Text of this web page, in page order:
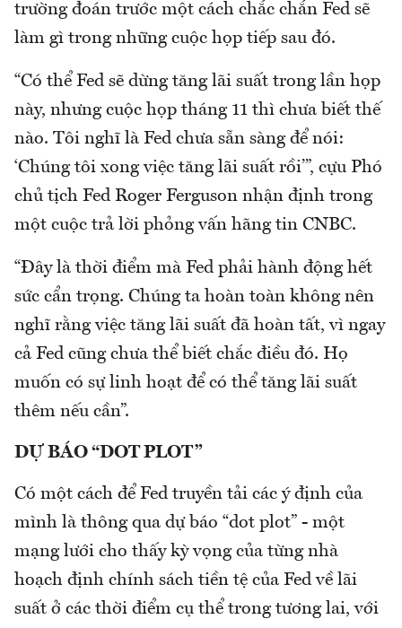
trường đoán trước một cách chắc chắn Fed sẽ
làm gì trong những cuộc họp tiếp sau đó.
“Có thể Fed sẽ dừng tăng lãi suất trong lần họp
này, nhưng cuộc họp tháng 11 thì chưa biết thế
nào. Tôi nghĩ là Fed chưa sẵn sàng để nói:
‘Chúng tôi xong việc tăng lãi suất rồi’”, cựu Phó
chủ tịch Fed Roger Ferguson nhận định trong
một cuộc trả lời phỏng vấn hãng tin CNBC.
“Đây là thời điểm mà Fed phải hành động hết
sức cẩn trọng. Chúng ta hoàn toàn không nên
nghĩ rằng việc tăng lãi suất đã hoàn tất, vì ngay
cả Fed cũng chưa thể biết chắc điều đó. Họ
muốn có sự linh hoạt để có thể tăng lãi suất
thêm nếu cần”.
DỰ BÁO “DOT PLOT”
Có một cách để Fed truyền tải các ý định của
mình là thông qua dự báo “dot plot” - một
mạng lưới cho thấy kỳ vọng của từng nhà
hoạch định chính sách tiền tệ của Fed về lãi
suất ở các thời điểm cụ thể trong tương lai, với